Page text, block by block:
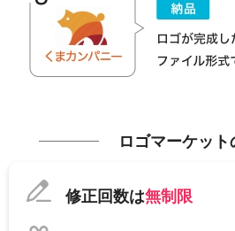
ロゴマーケッ
修正回数は無制限